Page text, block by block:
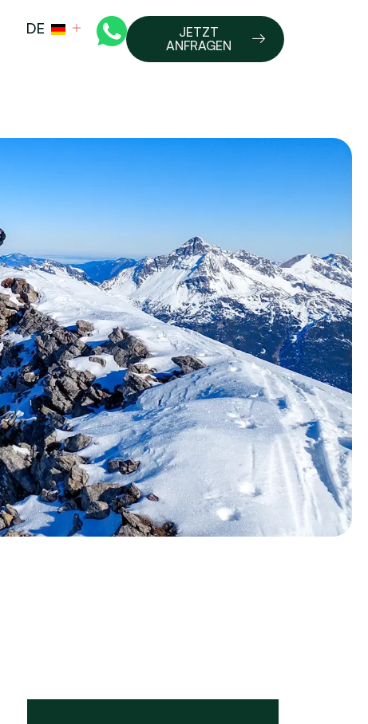
DE
JETZT
ANFRAGEN